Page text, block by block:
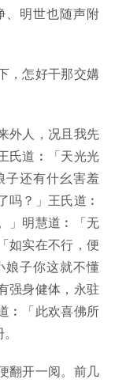
、明世也随声附
，怎好干那交媾
外人，况且我先
氏道︰「天光光
子还有什幺害羞
吗？」王氏道︰
」明慧道︰「无
如实在不行，便
娘子你这就不懂
强身健体，永驻
︰「此欢喜佛所
翻开一阅。前几